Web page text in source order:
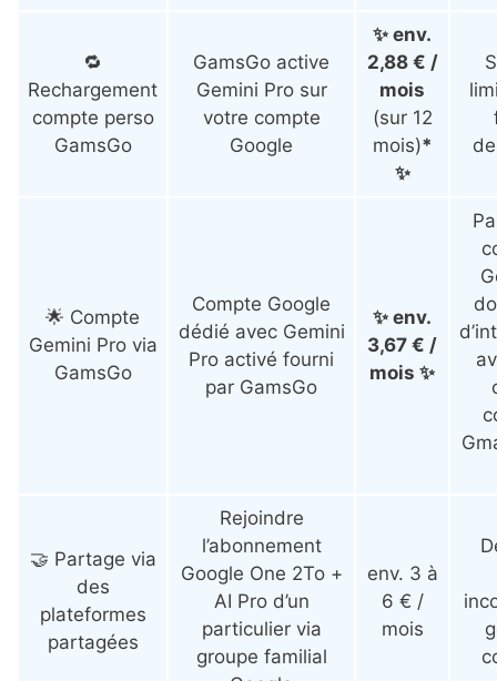
🔁
Rechargement
compte perso
GamsGo
GamsGo active
Gemini Pro sur
votre compte
Google
✨ env.
2,88 € /
mois
(sur 12
mois)*
✨
🌟 Compte
Gemini Pro via
GamsGo
Compte Google
dédié avec Gemini
Pro activé fourni
par GamsGo
✨ env.
3,67 € /
mois ✨
🤝 Partage via
des
plateformes
partagées
Rejoindre
l’abonnement
Google One 2To +
AI Pro d’un
particulier via
groupe familial
env. 3 à
6 € /
mois